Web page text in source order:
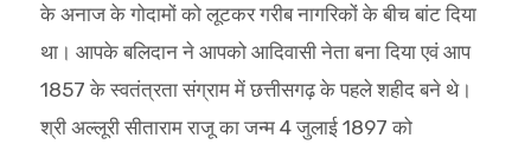
के अनाज के गोदामों को लूटकर गरीब नागरिकों के बीच बांट दिया
था। आपके बलिदान ने आपको आदिवासी नेता बना दिया एवं आप
1857 के स्वतंत्रता संग्राम में छत्तीसगढ़ के पहले शहीद बने थे।
श्री अल्लूरी सीताराम राजू का जन्म 4 जुलाई 1897 को